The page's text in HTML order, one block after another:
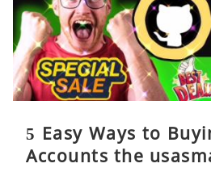
5 Easy Ways to
Accounts the